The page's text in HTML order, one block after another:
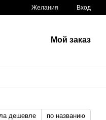
Желания Вход
Мой заказ
дешевле по названию